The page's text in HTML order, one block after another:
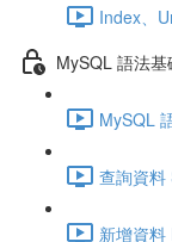
Index、
MySQL 語法基
MySQL
查詢資料
新增資